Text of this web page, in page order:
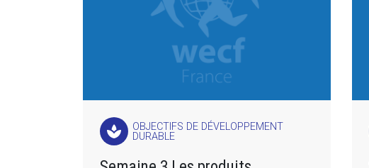
spa
OBJECTIFS DE DÉVELOPPEMENT
DURABLE